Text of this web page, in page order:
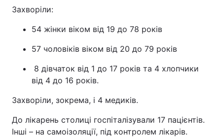
Захворіли:
54 жінки віком від 19 до 78 років
57 чоловіків віком від 20 до 79 років
8 дівчаток від 1 до 17 років та 4 хлопчики
від 4 до 16 років.
Захворіли, зокрема, і 4 медиків.
До лікарень столиці госпіталізували 17 пацієнтів.
Інші – на самоізоляції, під контролем лікарів.